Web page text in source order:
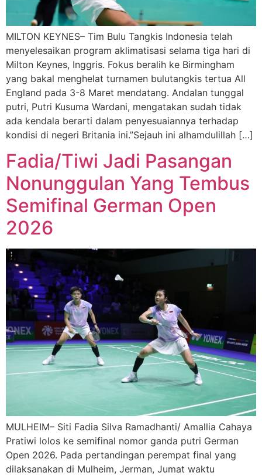
MILTON KEYNES– Tim Bulu Tangkis Indonesia telah
menyelesaikan program aklimatisasi selama tiga hari di
Milton Keynes, Inggris. Fokus beralih ke Birmingham
yang bakal menghelat turnamen bulutangkis tertua All
England pada 3-8 Maret mendatang. Andalan tunggal
putri, Putri Kusuma Wardani, mengatakan sudah tidak
ada kendala berarti dalam penyesuaiannya terhadap
kondisi di negeri Britania ini.”Sejauh ini alhamdulillah […]
Fadia/Tiwi Jadi Pasangan
Nonunggulan Yang Tembus
Semifinal German Open
2026
MULHEIM– Siti Fadia Silva Ramadhanti/ Amallia Cahaya
Pratiwi lolos ke semifinal nomor ganda putri German
Open 2026. Pada pertandingan perempat final yang
dilaksanakan di Mulheim, Jerman, Jumat waktu